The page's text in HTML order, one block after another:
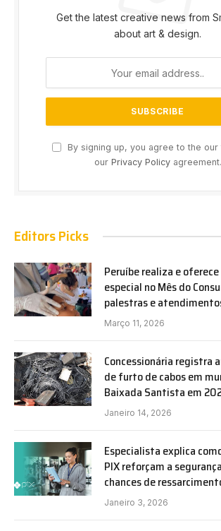
Get the latest creative news from
about art & design.
By signing up, you agree to the our
our Privacy Policyagreement.
Editors Picks
Peruíbe realiza e
especial no Mês do
palestras e
Março 11, 2026
Concessionária registra
de furto de cabos em
Baixada Santista em
Janeiro 14, 2026
Especialista explica
PIX reforçam a
chances de
Janeiro 3, 2026